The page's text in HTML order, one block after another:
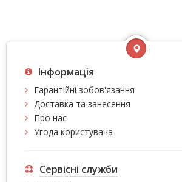
Інформація
Гарантійні зобов'язання
Доставка та занесення
Про нас
Угода користувача
Сервісні служби